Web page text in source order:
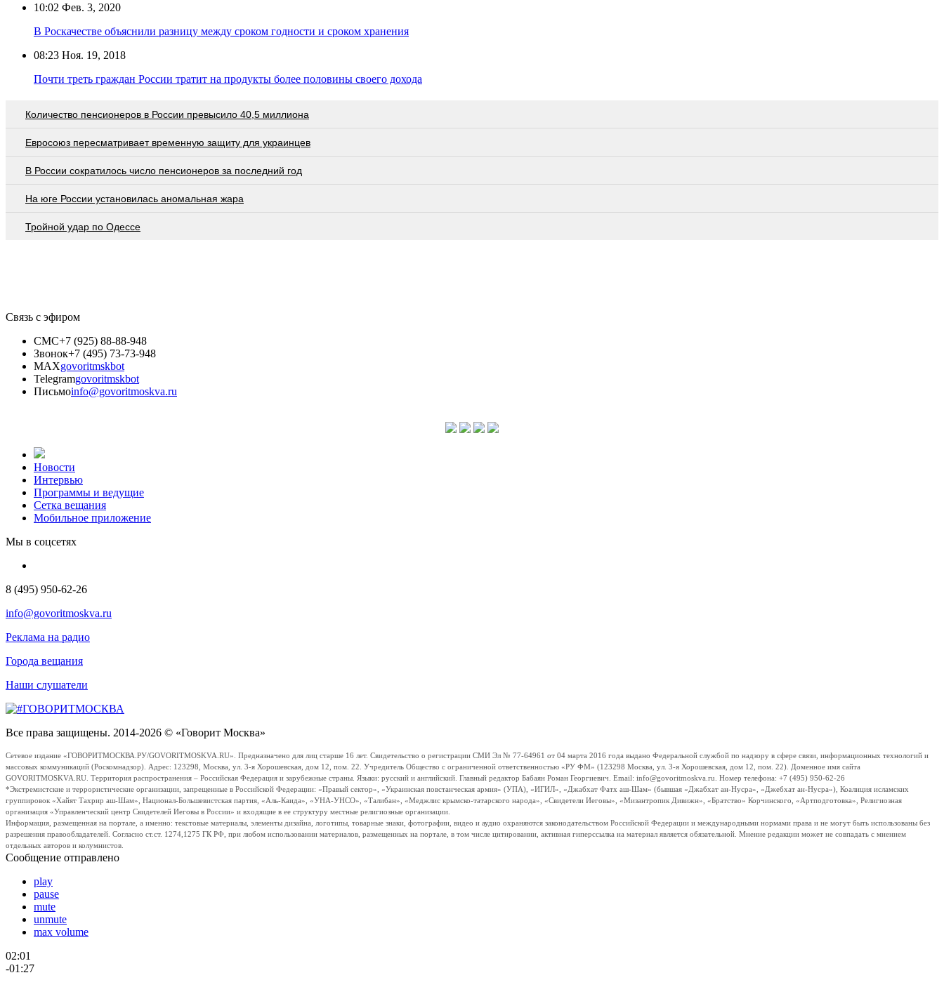
10:02 Фев. 3, 2020
В Роскачестве объяснили разницу между сроком годности и сроком хранения
08:23 Ноя. 19, 2018
Почти треть граждан России тратит на продукты более половины своего дохода
Количество пенсионеров в России превысило 40,5 миллиона
Евросоюз пересматривает временную защиту для украинцев
В России сократилось число пенсионеров за последний год
На юге России установилась аномальная жара
Тройной удар по Одессe
Связь с эфиром
СМС+7 (925) 88-88-948
Звонок+7 (495) 73-73-948
MAXgovoritmskbot
Telegramgovoritmskbot
Письмоinfo@govoritmoskva.ru
Новости
Интервью
Программы и ведущие
Сетка вещания
Мобильное приложение
Мы в соцсетях
8 (495) 950-62-26
info@govoritmoskva.ru
Реклама на радио
Города вещания
Наши слушатели
Все права защищены. 2014-2026 © «Говорит Москва»
Сетевое издание «ГОВОРИТМОСКВА.РУ/GOVORITMOSKVA.RU». Предназначено для лиц старше 16 лет. Свидетельство о регистрации СМИ Эл № 77-64961 от 04 марта 2016 года выдано Федеральной службой по надзору в сфере связи, информационных технологий и
массовых коммуникаций (Роскомнадзор). Адрес: 123298, Москва, ул. 3-я Хорошевская, дом 12, пом. 22. Учредитель Общество с ограниченной ответственностью «РУ ФМ» (123298 Москва, ул. 3-я Хорошевская, дом 12, пом. 22). Доменное имя сайта
GOVORITMOSKVA.RU. Территория распространения – Российская Федерация и зарубежные страны. Языки: русский и английский. Главный редактор Бабаян Роман Георгиевич. Email: info@govoritmoskva.ru. Номер телефона: +7 (495) 950-62-26
*Экстремистские и террористические организации, запрещенные в Российской Федерации: «Правый сектор», «Украинская повстанческая армия» (УПА), «ИГИЛ», «Джабхат Фатх аш-Шам» (бывшая «Джабхат ан-Нусра», «Джебхат ан-Нусра»), Коалиция исламских
группировок «Хайят Тахрир аш-Шам», Национал-Большевистская партия, «Аль-Каида», «УНА-УНСО», «Талибан», «Меджлис крымско-татарского народа», «Свидетели Иеговы», «Мизантропик Дивижн», «Братство» Корчинского, «Артподготовка», Религиозная
организация «Управленческий центр Свидетелей Иеговы в России» и входящие в ее структуру местные религиозные организации.
Информация, размещенная на портале, а именно: текстовые материалы, элементы дизайна, логотипы, товарные знаки, фотографии, видео и аудио охраняются законодательством Российской Федерации и международными нормами права и не могут быть использованы без
разрешения правообладателей. Согласно ст.ст. 1274,1275 ГК РФ, при любом использовании материалов, размещенных на портале, в том числе цитировании, активная гиперссылка на материал является обязательной. Мнение редакции может не совпадать с мнением
отдельных авторов и колумнистов.
Сообщение отправлено
play
pause
mute
unmute
max volume
02:01
-01:27